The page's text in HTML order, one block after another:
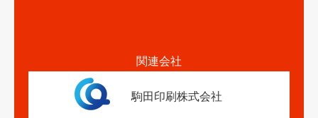
関連会社
駒田印刷株式会社